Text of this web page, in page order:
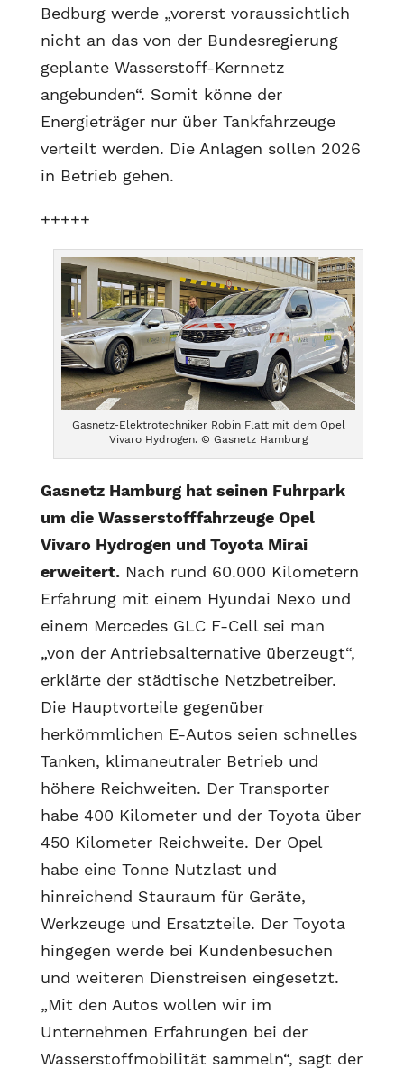
Bedburg werde „vorerst voraussichtlich
nicht an das von der Bundesregierung
geplante Wasserstoff-Kernnetz
angebunden“. Somit könne der
Energieträger nur über Tankfahrzeuge
verteilt werden. Die Anlagen sollen 2026
in Betrieb gehen.
+++++
Gasnetz-Elektrotechniker Robin Flatt mit dem Opel
Vivaro Hydrogen. © Gasnetz Hamburg
Gasnetz Hamburg hat seinen Fuhrpark
um die Wasserstofffahrzeuge Opel
Vivaro Hydrogen und Toyota Mirai
erweitert.Nach rund 60.000 Kilometern
Erfahrung mit einem Hyundai Nexo und
einem Mercedes GLC F-Cell sei man
„von der Antriebsalternative überzeugt“,
erklärte der städtische Netzbetreiber.
Die Hauptvorteile gegenüber
herkömmlichen E-Autos seien schnelles
Tanken, klimaneutraler Betrieb und
höhere Reichweiten. Der Transporter
habe 400 Kilometer und der Toyota über
450 Kilometer Reichweite. Der Opel
habe eine Tonne Nutzlast und
hinreichend Stauraum für Geräte,
Werkzeuge und Ersatzteile. Der Toyota
hingegen werde bei Kundenbesuchen
und weiteren Dienstreisen eingesetzt.
„Mit den Autos wollen wir im
Unternehmen Erfahrungen bei der
Wasserstoffmobilität sammeln“, sagt der